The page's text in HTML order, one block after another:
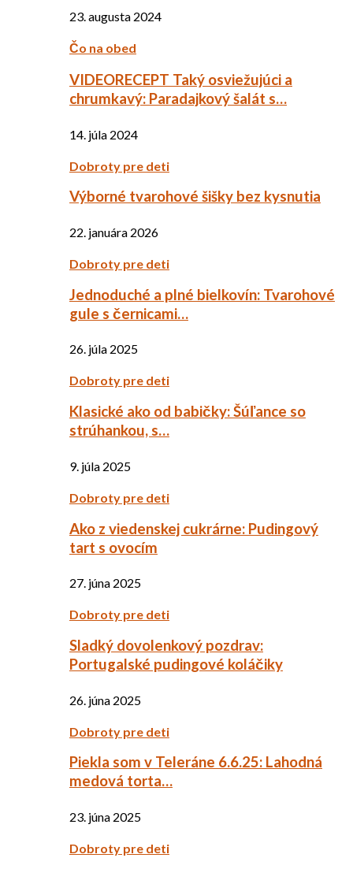
23. augusta 2024
Čo na obed
VIDEORECEPT Taký osviežujúci a
chrumkavý: Paradajkový šalát s…
14. júla 2024
Dobroty pre deti
Výborné tvarohové šišky bez kysnutia
22. januára 2026
Dobroty pre deti
Jednoduché a plné bielkovín: Tvarohové
gule s černicami…
26. júla 2025
Dobroty pre deti
Klasické ako od babičky: Šúľance so
strúhankou, s…
9. júla 2025
Dobroty pre deti
Ako z viedenskej cukrárne: Pudingový
tart s ovocím
27. júna 2025
Dobroty pre deti
Sladký dovolenkový pozdrav:
Portugalské pudingové koláčiky
26. júna 2025
Dobroty pre deti
Piekla som v Teleráne 6.6.25: Lahodná
medová torta…
23. júna 2025
Dobroty pre deti